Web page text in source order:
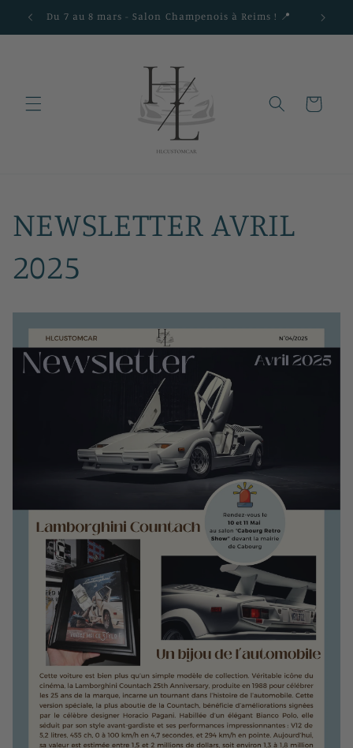
跳到内
容
Du 7 au 8 mars - Salon Champenois à Reims ! 📍
物
NEWSLETTER AVRIL
2025